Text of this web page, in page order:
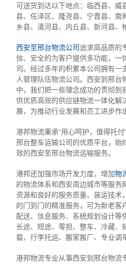
可送货到达以下地点：临西县、威
县、任泽区、隆尧县、宁晋县、南
乡县、清河县、内丘县、新河县、
西安至邢台物流公司追求高品质的
信、安全的为客户提供多功能，一
司。经过多年的积累本公司拥有一
人管理队伍物流公司。西安到邢台
中，我们把一些理念成功的贯彻到
供优质高效的供应链物流一体化解
展，为推动行业发展和员工进步作
港邦物流秉承“用心呵护，值得托
邢台整车运输公司的优质平台，始
效的西安至邢台物流运输服务。
港邦还加强市场开发力度，增加物
的物流体系和西安周边城市等服务
资源和良好的服务质量、装运技术
的门到门的精准服务，可为新老客
配送、信息服务、系统规划设计等
长途、短途、零担、整车、冷藏、
载、行李托运、搬家搬厂、专业调
港邦物流专业从事西安到邢台物流